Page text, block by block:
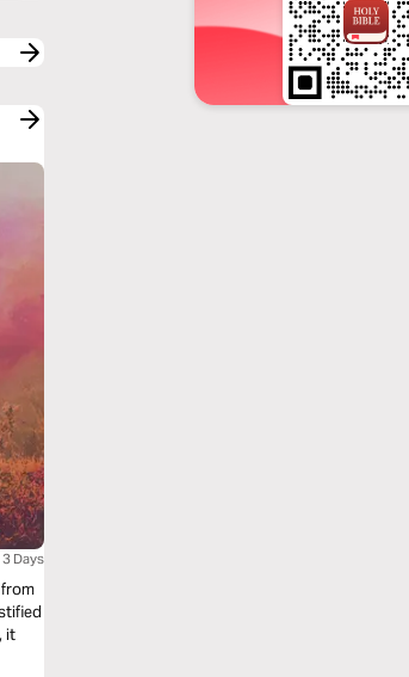
3 Days
it